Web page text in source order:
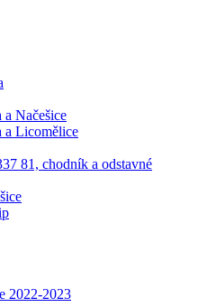
a Načešice
a Licomělice
81, chodník a odstavné
2022-2023